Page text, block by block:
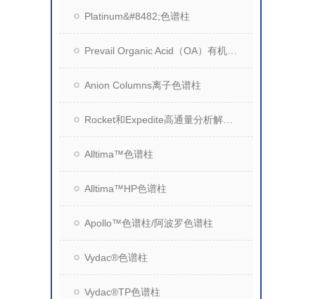
Platinum&#8482;色谱柱
Anion Columns离子色谱柱
Alltima™色谱柱
Alltima™HP色谱柱
Apollo™色谱柱/阿波罗色谱柱
Vydac®色谱柱
Vydac®TP色谱柱